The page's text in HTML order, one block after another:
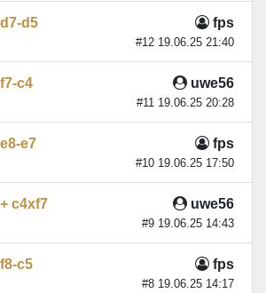
fps
#12 19.06.25 21:40
d7-d5
uwe56
#11 19.06.25 20:28
f7-c4
fps
#10 19.06.25 17:50
e8-e7
uwe56
#9 19.06.25 14:43
+ c4xf7
fps
#8 19.06.25 14:17
f8-c5